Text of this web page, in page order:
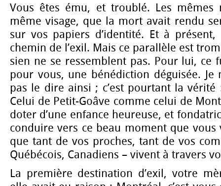
Vous êtes ému, et troublé. Les
même visage, que la mort avait rendu
sur vos papiers d’identité. Et à
chemin de l’exil. Mais ce parallèle est
sien ne se ressemblent pas. Pour lui, ce
pour vous, une bénédiction déguisée. Je
pas le dire ainsi ; c’est pourtant la vérité
Celui de Petit-Goâve comme celui de
doter d’une enfance heureuse, et
conduire vers ce beau moment que vous
que tant de vos proches, tant de vos
Québécois, Canadiens – vivent à travers
La première destination d’exil, votre